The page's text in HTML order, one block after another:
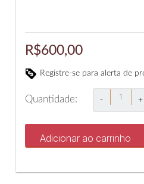
R$600,00
Registre-se para alerta de
Quantidade: - +
Adicionar ao carrinho